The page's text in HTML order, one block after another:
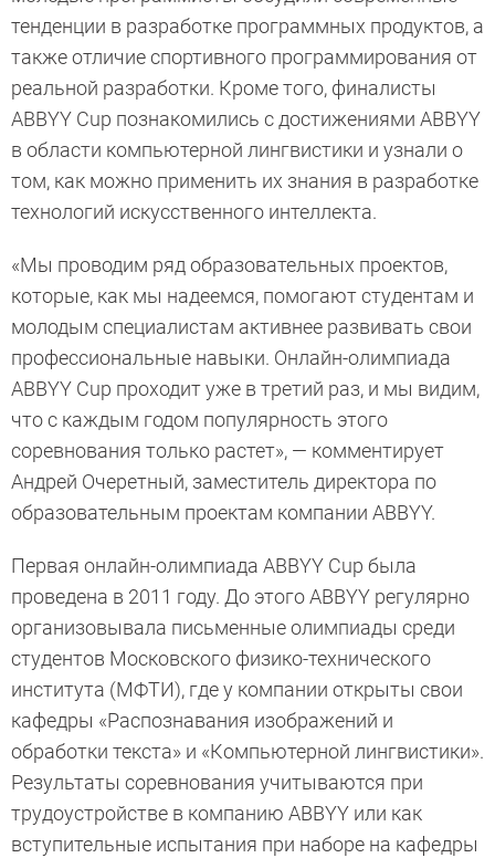
тенденции в разработке программных продуктов, а
также отличие спортивного программирования от
реальной разработки. Кроме того, финалисты
ABBYY Cup познакомились с достижениями ABBYY
в области компьютерной лингвистики и узнали о
том, как можно применить их знания в разработке
технологий искусственного интеллекта.
«Мы проводим ряд образовательных проектов,
которые, как мы надеемся, помогают студентам и
молодым специалистам активнее развивать свои
профессиональные навыки. Онлайн-олимпиада
ABBYY Cup проходит уже в третий раз, и мы видим,
что с каждым годом популярность этого
соревнования только растет», — комментирует
Андрей Очеретный, заместитель директора по
образовательным проектам компании ABBYY.
Первая онлайн-олимпиада ABBYY Cup была
проведена в 2011 году. До этого ABBYY регулярно
организовывала письменные олимпиады среди
студентов Московского физико-технического
института (МФТИ), где у компании открыты свои
кафедры «Распознавания изображений и
обработки текста» и «Компьютерной лингвистики».
Результаты соревнования учитываются при
трудоустройстве в компанию ABBYY или как
вступительные испытания при наборе на кафедры